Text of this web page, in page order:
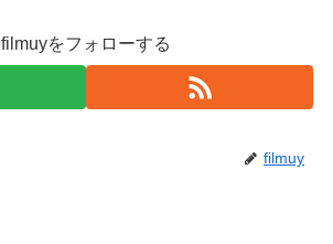
filmuyをフォローする
filmuy